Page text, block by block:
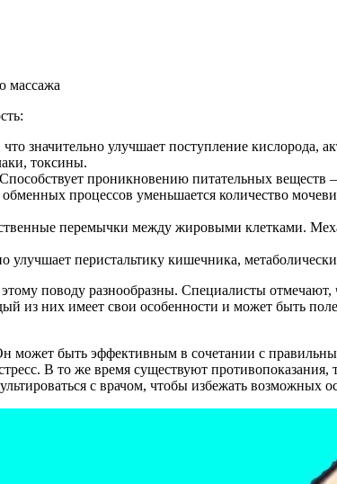
значительно улучшает поступление кислорода,
токсины.
проникновению питательных
процессов уменьшается количество
перемычки между жировыми клетками.
улучшает перистальтику кишечника,
поводу разнообразны. Специалисты отмечают,
них имеет свои особенности и может быть
может быть эффективным в сочетании с
В то же время существуют противопоказания,
с врачом, чтобы избежать возможных